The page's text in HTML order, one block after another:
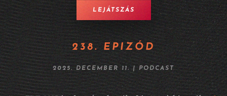
266 - Longevity, sőt halhatatlanság MI-alapokon
265 - A Twitter alapítója kitalált egy MI alapú céges szervezetet
264 - Fújhatja-e a pápa az AI morális passzátszelét?
263 - Kik rejtőznek az AI kilenc maszkja mögött?
262 - Lehet, hogy mégsem mennek csődbe a frontlaborok?
LEJÁTSZÁS
238. EPIZÓD
2025. DECEMBER 11. | PODCAST